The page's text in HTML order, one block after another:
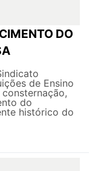
DO
de Ensino
do
histórico do